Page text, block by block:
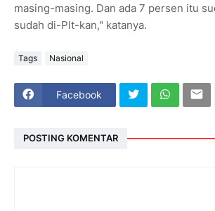
masing-masing. Dan ada 7 persen itu
sudah di-Plt-kan," katanya.
Tags Nasional
Facebook
POSTING KOMENTAR